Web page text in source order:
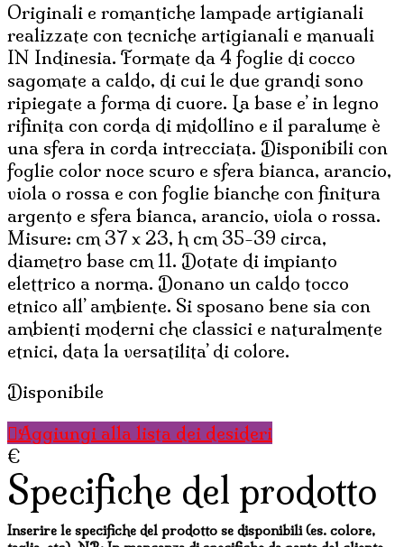
Originali e romantiche lampade artigianali
realizzate con tecniche artigianali e manuali
IN Indinesia. Formate da 4 foglie di cocco
sagomate a caldo, di cui le due grandi sono
ripiegate a forma di cuore. La base e’ in legno
rifinita con corda di midollino e il paralume è
una sfera in corda intrecciata. Disponibili con
foglie color noce scuro e sfera bianca, arancio,
viola o rossa e con foglie bianche con finitura
argento e sfera bianca, arancio, viola o rossa.
Misure: cm 37 x 23, h cm 35-39 circa,
diametro base cm 11. Dotate di impianto
elettrico a norma. Donano un caldo tocco
etnico all’ ambiente. Si sposano bene sia con
ambienti moderni che classici e naturalmente
etnici, data la versatilita’ di colore.
Disponibile
Aggiungi alla lista dei desideri
€
Specifiche del prodotto
Inserire le specifiche del prodotto se disponibili (es. colore,